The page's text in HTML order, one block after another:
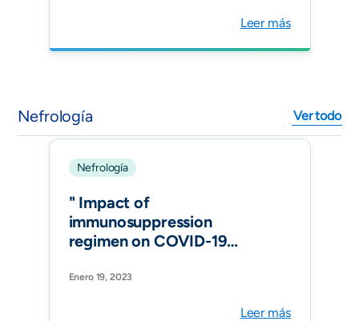
Leer más
Nefrología Ver todo
Nefrología
" Impact of
immunosuppression
regimen on COVID-19
transplant recipients:
Enero 19, 2023
Leer más